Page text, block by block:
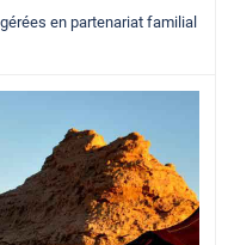
en partenariat familial